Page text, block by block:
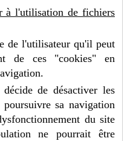
à l'utilisation de fichiers
de l'utilisateur qu'il peut
de ces "cookies" en
de désactiver les
sa navigation
du site
ne pourrait être